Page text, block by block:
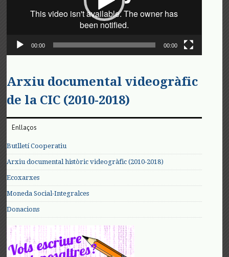
00:00 00:00
Arxiu documental videogràfic
de la CIC (2010-2018)
Enllaços
Butlletí Cooperatiu
Arxiu documental històric videogràfic (2010-2018)
Ecoxarxes
Moneda Social-Integralces
Donacions